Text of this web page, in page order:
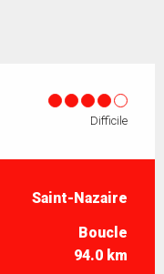
Difficile
Saint-Nazaire
Boucle
94.0 km